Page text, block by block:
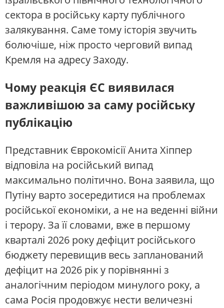
сектора в російську карту публічного
залякування. Саме тому історія звучить
болючіше, ніж просто черговий випад
Кремля на адресу Заходу.
Чому реакція ЄС виявилася
важливішою за саму російську
публікацію
Представник Єврокомісії Анита Хіппер
відповіла на російський випад
максимально політично. Вона заявила, що
Путіну варто зосередитися на проблемах
російської економіки, а не на веденні війни
і терору. За її словами, вже в першому
кварталі 2026 року дефіцит російського
бюджету перевищив весь запланований
дефіцит на 2026 рік у порівнянні з
аналогічним періодом минулого року, а
сама Росія продовжує нести величезні